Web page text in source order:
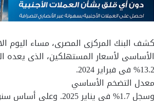
كشف البنك المركزى المصرى، مساء اليوم
13.2% فى فبراير 2024.
معدل التضخم الأساسي